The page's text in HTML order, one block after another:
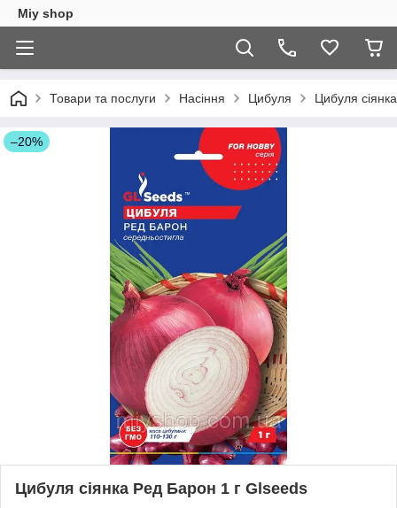
Miy shop
Товари та послуги Насіння Цибуля Цибуля
–20%
Цибуля сіянка Ред Барон 1 г Glseeds